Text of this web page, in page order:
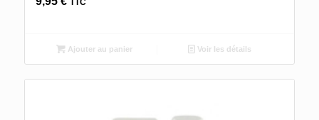
Ajouter au panier Voir les détails